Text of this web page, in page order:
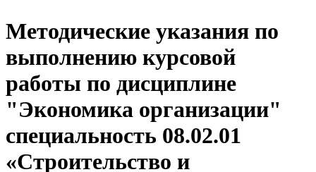
Методические указания по
выполнению курсовой
работы по дисциплине
"Экономика организации"
специальность 08.02.01
«Строительство и